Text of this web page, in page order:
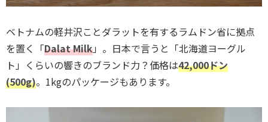
ベトナムの軽井沢ことダラットを有するラムドン省に拠点
を置く「Dalat Milk」。日本で言うと「北海道ヨーグル
ト」くらいの響きのブランド力？価格は42,000ドン
(500g)。1kgのパッケージもあります。